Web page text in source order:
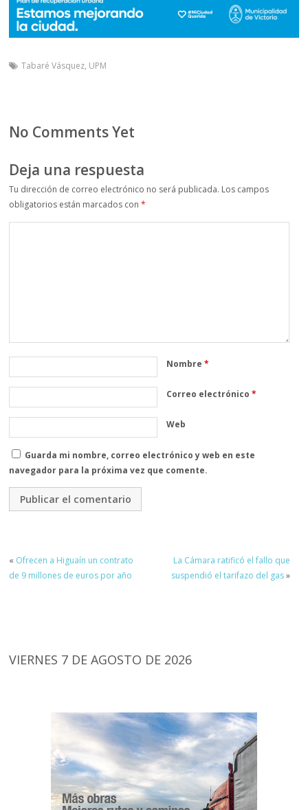
Tabaré Vásquez, UPM
No Comments Yet
Deja una respuesta
Tu dirección de correo electrónico no será publicada. Los campos
obligatorios están marcados con*
Nombre*
Correo electrónico*
Web
Guarda mi nombre, correo electrónico y web en este
navegador para la próxima vez que comente.
« Ofrecen a Higuaín un contrato
de 9 millones de euros por año
La Cámara ratificó el fallo que
suspendió el tarifazo del gas»
VIERNES 7 DE AGOSTO DE 2026